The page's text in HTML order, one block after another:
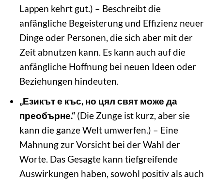
Lappen kehrt gut.) – Beschreibt die
anfängliche Begeisterung und Effizienz neuer
Dinge oder Personen, die sich aber mit der
Zeit abnutzen kann. Es kann auch auf die
anfängliche Hoffnung bei neuen Ideen oder
Beziehungen hindeuten.
„Езикът е къс, но цял свят може да
преобърне.“(Die Zunge ist kurz, aber sie
kann die ganze Welt umwerfen.) – Eine
Mahnung zur Vorsicht bei der Wahl der
Worte. Das Gesagte kann tiefgreifende
Auswirkungen haben, sowohl positiv als auch